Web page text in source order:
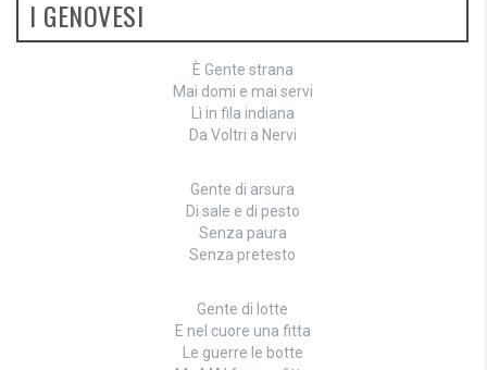
I GENOVESI
È Gente strana
Mai domi e mai servi
Lì in fila indiana
Da Voltri a Nervi
Gente di arsura
Di sale e di pesto
Senza paura
Senza pretesto
Gente di lotte
E nel cuore una fitta
Le guerre le botte